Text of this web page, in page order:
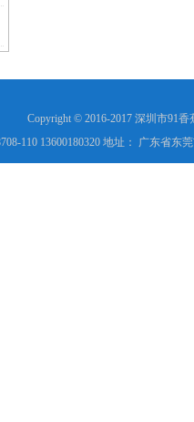
Copyright © 2016-2017 深圳市91
8708-110 13600180320 地址： 广东省